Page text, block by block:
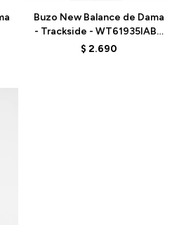
Buzo New Balance de Dama
- Trackside - WT61935IABR
- DARK GREY
$ 2.690